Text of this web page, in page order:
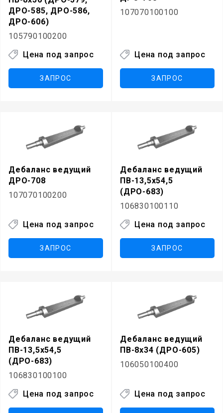
ДРО-585, ДРО-586,
ДРО-606)
105790100200
Цена под запрос
ЗАПРОС
107070100100
Цена под запрос
ЗАПРОС
Дебаланс ведущий
ДРО-708
107070100200
Цена под запрос
ЗАПРОС
Дебаланс ведущий
ПВ-13,5х54,5
(ДРО-683)
106830100110
Цена под запрос
ЗАПРОС
Дебаланс ведущий
ПВ-13,5х54,5
(ДРО-683)
106830100100
Цена под запрос
Дебаланс ведущий
ПВ-8х34 (ДРО-605)
106050100400
Цена под запрос